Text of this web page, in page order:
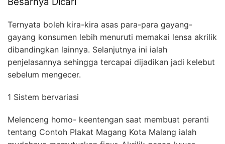
Ternyata boleh kira-kira asas para-para gayang-
gayang konsumen lebih menuruti memakai lensa akrilik
dibandingkan lainnya. Selanjutnya ini ialah
penjelasannya sehingga tercapai dijadikan jadi kelebut
sebelum mengecer.
1 Sistem bervariasi
Melenceng homo- keentengan saat membuat peranti
tentang Contoh Plakat Magang Kota Malang ialah